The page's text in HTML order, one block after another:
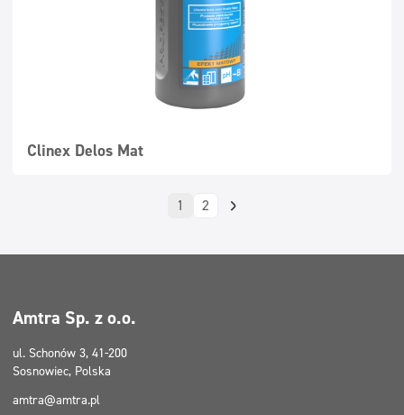
Clinex Delos Mat
1 2
Amtra Sp. z o.o.
ul. Schonów 3, 41-200
Sosnowiec, Polska
amtra@amtra.pl